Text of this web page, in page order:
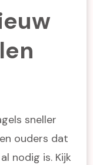
sneller
ouders dat
nodig is. Kijk